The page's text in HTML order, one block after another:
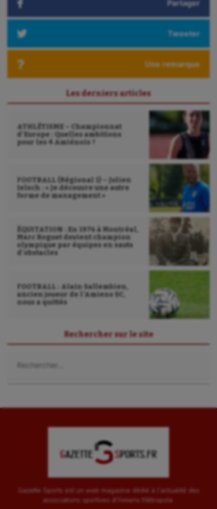
UNSS
Wakeboard
Water-polo
Partager
Tweeter
Une remarque
Les derniers articles
ATHLÉTISME – Championnat
d’Europe : Quelles ambitions
pour les 4 Amiénois ?
FOOTBALL (Régional 1) – Julien
Ielsch : « Je découvre une autre
forme de management »
ÉQUITATION : En 1976 à Montréal,
Marc Roguet devient champion
olympique par équipes en sauts
d’obstacles
FOOTBALL : Alain Sallembien,
ancien joueur de l’Amiens SC,
nous a quittés
Rechercher sur le site
Gazette Sports est un web magazine dédié à l'actualité des
associations sportives d'Amiens Métropole.